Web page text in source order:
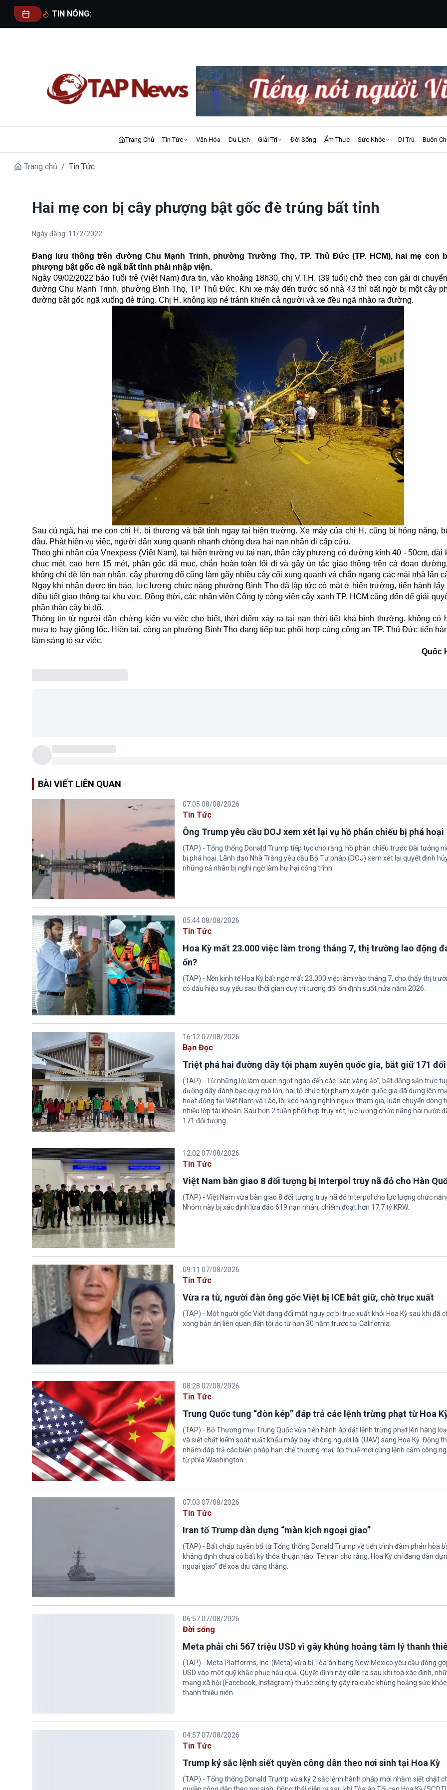
TIN NÓNG:
Trang Chủ Tin Tức Văn Hóa Du Lịch Giải Trí Đời Sống Ẩm Thực Sức Khỏe Di Trú Buôn
Trang chủ / Tin Tức
Hai mẹ con bị cây phượng bật gốc đè trúng bất tỉnh
Ngày đăng: 11/2/2022
Đang lưu thông trên đường Chu Mạnh Trinh, phường Trường Thọ, TP. Thủ Đức (TP. HCM), hai mẹ con
phượng bật gốc đè ngã bất tỉnh phải nhập viện.
Ngày 09/02/2022 báo Tuổi trẻ (Việt Nam) đưa tin, vào khoảng 18h30, chị V.T.H. (39 tuổi) chở theo con gái di
đường Chu Mạnh Trinh, phường Bình Thọ, TP Thủ Đức. Khi xe máy đến trước số nhà 43 thì bất ngờ bị một cây
đường bật gốc ngã xuống đè trúng. Chị H. không kịp né tránh khiến cả người và xe đều ngã nhào ra đường.
Sau cú ngã, hai mẹ con chị H. bị thương và bất tỉnh ngay tại hiện trường. Xe máy của chị H. cũng bị hỏng nặng,
đầu. Phát hiện vụ việc, người dân xung quanh nhanh chóng đưa hai nạn nhân đi cấp cứu.
Theo ghi nhận của Vnexpess (Việt Nam), tại hiện trường vụ tai nạn, thân cây phượng có đường kính 40 - 50cm, dài
chục mét, cao hơn 15 mét, phần gốc đã mục, chắn hoàn toàn lối đi và gây ùn tắc giao thông trên cả đoạn
không chỉ đè lên nạn nhân, cây phượng đổ cũng làm gãy nhiều cây cối xung quanh và chắn ngang các mái nhà lân
Ngay khi nhận được tin báo, lực lượng chức năng phường Bình Thọ đã lập tức có mặt ở hiện trường, tiến hành lấy
điều tiết giao thông tại khu vực. Đồng thời, các nhân viên Công ty công viên cây xanh TP. HCM cũng đến để giải
phần thân cây bị đổ.
Thông tin từ người dân chứng kiến vụ việc cho biết, thời điểm xảy ra tai nạn thời tiết khá bình thường, không có
mưa to hay giông lốc. Hiện tại, công an phường Bình Thọ đang tiếp tục phối hợp cùng công an TP. Thủ Đức tiến
làm sáng tỏ sự việc.
Quốc
BÀI VIẾT LIÊN QUAN
07:05 08/08/2026
Tin Tức
Ông Trump yêu cầu DOJ xem xét lại vụ hồ phản chiếu bị phá hoại
(TAP) - Tổng thống Donald Trump tiếp tục cho rằng, hồ phản chiếu trước Đài tưởng
bị phá hoại. Lãnh đạo Nhà Trắng yêu cầu Bộ Tư pháp (DOJ) xem xét lại quyết định
những cá nhân bị nghi ngờ làm hư hại công trình.
05:44 08/08/2026
Tin Tức
Hoa Kỳ mất 23.000 việc làm trong tháng 7, thị trường lao động
ổn?
(TAP) - Nền kinh tế Hoa Kỳ bất ngờ mất 23.000 việc làm vào tháng 7, cho thấy thị
có dấu hiệu suy yếu sau thời gian duy trì tương đối ổn định suốt nửa năm 2026.
16:12 07/08/2026
Bạn Đọc
Triệt phá hai đường dây tội phạm xuyên quốc gia, bắt giữ 171
(TAP) - Từ những lời làm quen ngọt ngào đến các “sàn vàng ảo”, bất động sản trực
đường dây đánh bạc quy mô lớn, hai tổ chức tội phạm xuyên quốc gia đã dựng lên
hoạt động tại Việt Nam và Lào, lôi kéo hàng nghìn người tham gia, luân chuyển dòng
nhiều lớp tài khoản. Sau hơn 2 tuần phối hợp truy xét, lực lượng chức năng hai nước
171 đối tượng.
12:02 07/08/2026
Tin Tức
Việt Nam bàn giao 8 đối tượng bị Interpol truy nã đỏ cho Hàn
(TAP) - Việt Nam vừa bàn giao 8 đối tượng truy nã đỏ Interpol cho lực lượng chức
Nhóm này bị xác định lừa đảo 619 nạn nhân, chiếm đoạt hơn 17,7 tỷ KRW.
09:11 07/08/2026
Tin Tức
Vừa ra tù, người đàn ông gốc Việt bị ICE bắt giữ, chờ trục xuất
(TAP) - Một người gốc Việt đang đối mặt nguy cơ bị trục xuất khỏi Hoa Kỳ sau khi đã
xong bản án liên quan đến tội ác từ hơn 30 năm trước tại California.
08:28 07/08/2026
Tin Tức
Trung Quốc tung “đòn kép” đáp trả các lệnh trừng phạt từ Hoa
(TAP) - Bộ Thương mại Trung Quốc vừa tiến hành áp đặt lệnh trừng phạt lên hàng
và siết chặt kiểm soát xuất khẩu máy bay không người lái (UAV) sang Hoa Kỳ. Động
nhằm đáp trả các biện pháp hạn chế thương mại, áp thuế mới cùng lệnh cấm công
từ phía Washington.
07:03 07/08/2026
Tin Tức
Iran tố Trump dàn dựng “màn kịch ngoại giao”
(TAP) - Bất chấp tuyên bố từ Tổng thống Donald Trump về tiến trình đàm phán hòa
khẳng định chưa có bất kỳ thỏa thuận nào. Tehran cho rằng, Hoa Kỳ chỉ đang dàn
ngoại giao” để xoa dịu căng thẳng.
06:57 07/08/2026
Đời sống
Meta phải chi 567 triệu USD vì gây khủng hoảng tâm lý thanh
(TAP) - Meta Platforms, Inc. (Meta) vừa bị Tòa án bang New Mexico yêu cầu đóng
USD vào một quỹ khắc phục hậu quả. Quyết định này diễn ra sau khi toà xác định,
mạng xã hội (Facebook, Instagram) thuộc công ty gây ra cuộc khủng hoảng sức
thanh thiếu niên.
04:57 07/08/2026
Tin Tức
Trump ký sắc lệnh siết quyền công dân theo nơi sinh tại Hoa Kỳ
(TAP) - Tổng thống Donald Trump vừa ký 2 sắc lệnh hành pháp mới nhằm siết chặt